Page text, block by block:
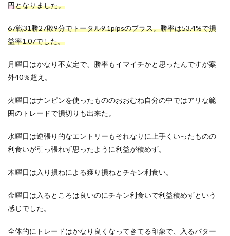
円となりました。
67戦31勝27敗9分でトータル9.1pipsのプラス。勝率は53.4%で損
益率1.07でした。
月曜日はかなり不安定で、勝率もイマイチかと思ったんですが案
外40％超え。
火曜日はナンピンを使ったもののおおむね自分の中ではアリな範
囲のトレードで損切りも出来た。
水曜日は逆張り的なエントリーもそれなりに上手くいったものの
利食いが引っ張れず思ったように利益が積めず。
木曜日は入り損ねによる獲り損ねとチキン利食い。
金曜日は入るところは良いのにチキン利食いで利益積めずという
感じでした。
全体的にトレードはかなり良くなってきてる印象で、入るパター